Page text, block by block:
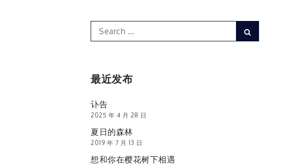
Search
for:
最近发布
讣告
2025 年 4 月 28 日
夏日的森林
2019 年 7 月 13 日
想和你在樱花树下相遇